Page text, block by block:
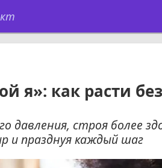
я»: как расти
давления, строя более
и празднуя каждый шаг